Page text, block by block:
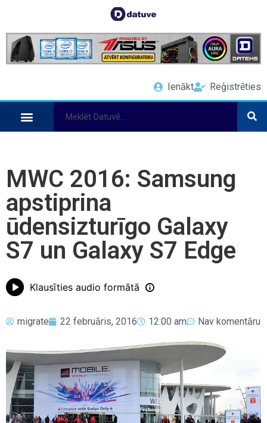
Ienākt Reģistrēties
MWC 2016: Samsung
apstiprina
ūdensizturīgo Galaxy
S7 un Galaxy S7 Edge
Klausīties audio formātā
migrate 22 februāris, 2016 12:00 am Nav komentāru